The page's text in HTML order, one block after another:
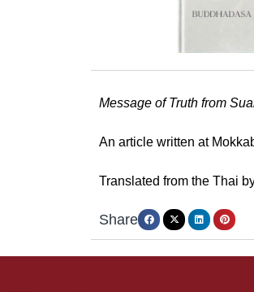
Message of Truth from
An article written at
Translated from the Thai
Share